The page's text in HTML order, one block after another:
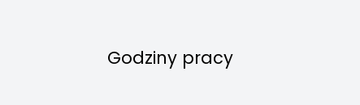
Godziny pracy